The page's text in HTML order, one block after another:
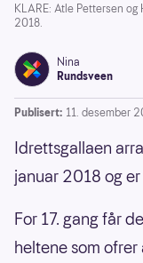
KLARE: Atle Pettersen
2018.
Nina
Rundsveen
Publisert: 11. desember
Idrettsgallaen
januar 2018 og
For 17. gang får
heltene som